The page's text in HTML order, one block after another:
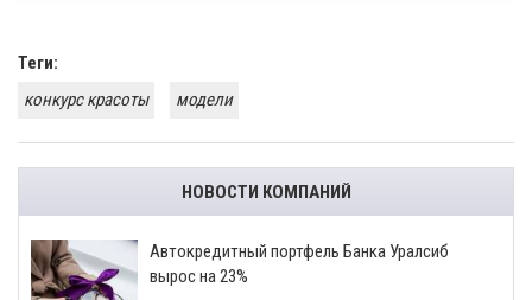
Теги:
конкурс красоты
модели
НОВОСТИ КОМПАНИЙ
​Автокредитный портфель Банка Уралсиб
вырос на 23%